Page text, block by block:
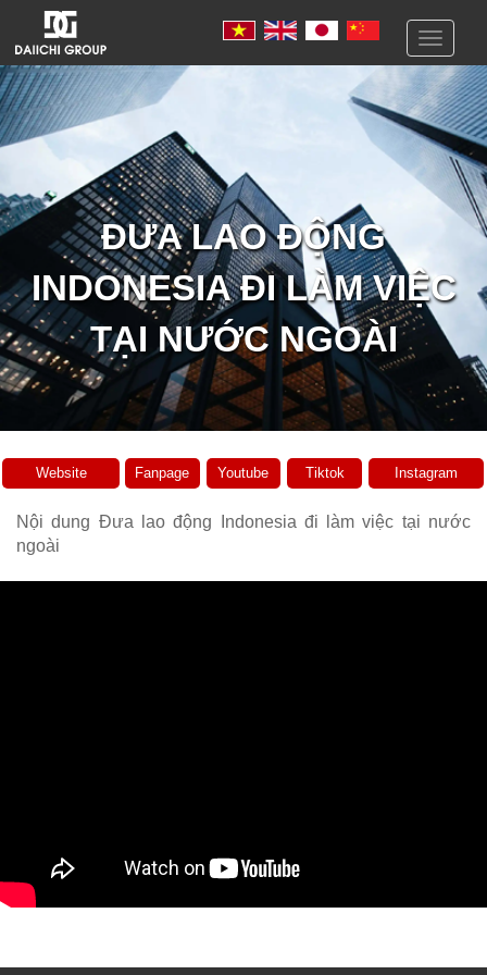
Toggle
ĐƯA LAO ĐỘNG
INDONESIA ĐI LÀM VIỆC
TẠI NƯỚC NGOÀI
Website Fanpage Youtube Tiktok Instagram
Nội dung Đưa lao động Indonesia đi làm việc tại nước
ngoài